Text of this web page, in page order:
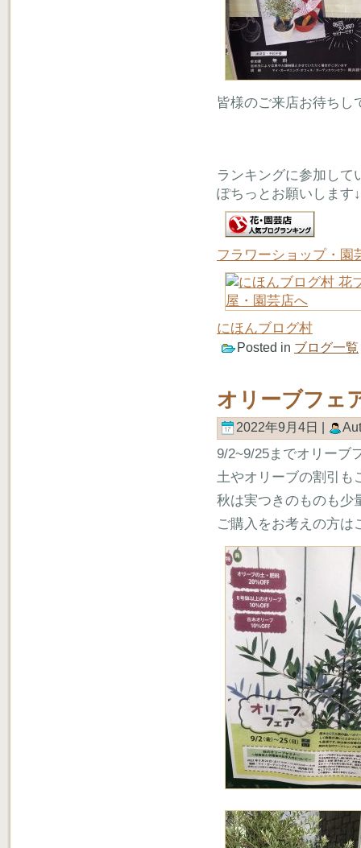
皆様のご来店お待ちし
ランキングに参加して
ぽちっとお願いします↓
フラワーショップ・園
にほんブログ村
Posted in ブログ一覧
オリーブフェ
2022年9月4日 |
9/2~9/25までオリーブ
土やオリーブの割引も
秋は実つきのものも少
ご購入をお考えの方は